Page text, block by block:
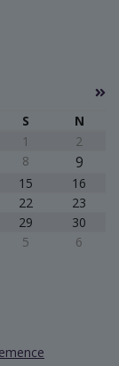
S
N
1
2
8 9
15
16
22
23
29
30
5 6